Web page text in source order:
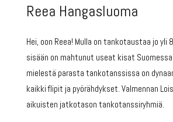
Reea Hangasluoma
Hei, oon Reea! Mulla on tankotaustaa jo yli
sisään on mahtunut useat kisat Suomessa
mielestä parasta tankotanssissa on
kaikki flipit ja pyörähdykset. Valmennan
aikuisten jatkotason tankotanssiryhmiä.